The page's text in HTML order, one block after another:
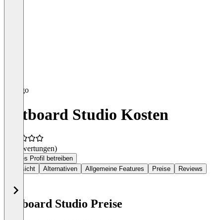
Artboard Studio Kosten
(0 Bewertungen)
Dieses Profil betreiben
Übersicht
Alternativen Allgemeine Features Preise Reviews
Artboard Studio Preise